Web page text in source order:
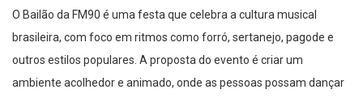
O Bailão da FM90 é uma festa que celebra a cultura musical
brasileira, com foco em ritmos como forró, sertanejo, pagode e
outros estilos populares. A proposta do evento é criar um
ambiente acolhedor e animado, onde as pessoas possam dançar